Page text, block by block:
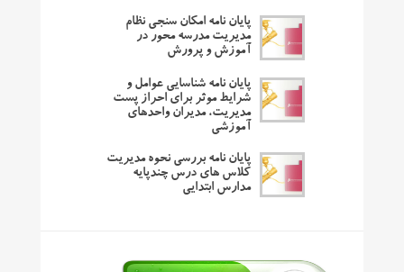
پایان نامه امکان سنجی نظام
مدیریت مدرسه محور در
آموزش و پرورش
پایان نامه شناسایی عوامل و
شرایط موثر برای احراز پست
مدیریت، مدیران واحدهای
آموزشی
پایان نامه بررسی نحوه مدیریت
کلاس های درس چندپایه
مدارس ابتدایی